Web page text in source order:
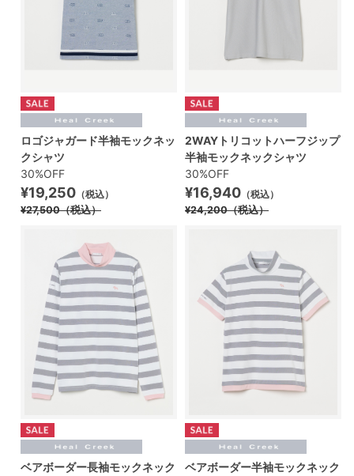
ロゴジャガード半袖モックネッ
クシャツ
30%OFF
¥19,250 （税込）
¥27,500（税込）
2WAYトリコットハーフジップ
半袖モックネックシャツ
30%OFF
¥16,940 （税込）
¥24,200（税込）
ベアボーダー長袖モックネック
ベアボーダー半袖モックネック